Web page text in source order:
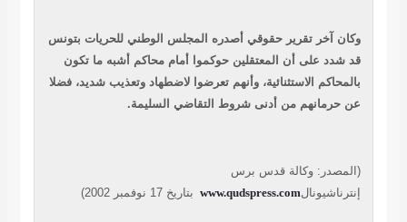
وكان آخر تقرير حقوقي أصدره المجلس الوطني للحريات بتونس
قد شدد على أن المعتقلين حوكموا أمام محاكم أشبه ما تكون
بالمحاكم الاستثنائية، وأنهم تعرضوا لاضطهاد وتعذيب شديد، فضلا
عن حرمانهم من أدنى شروط التقاضي السليمة.
(المصدر: وكالة قدس برس
إنترناشيونالwww.qudspress.com بتاريخ 17 نوفمبر 2002)